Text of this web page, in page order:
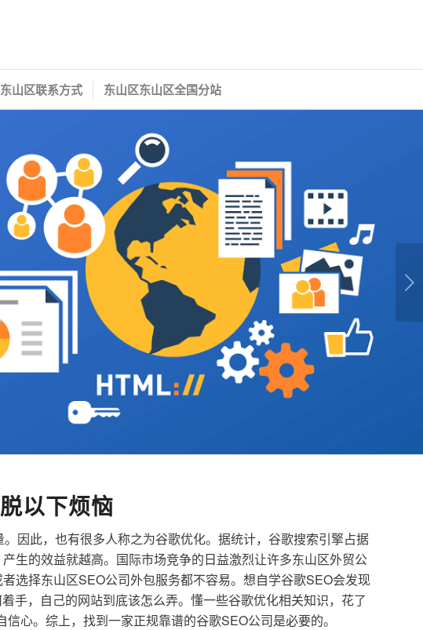
山区联系方式 东山区东山区全国分站
下一页
以下烦恼
因此，也有很多人称之为谷歌优化。据统计，谷歌搜索引擎占据
生的效益就越高。国际市场竞争的日益激烈让许多东山区外贸公
选择东山区SEO公司外包服务都不容易。想自学谷歌SEO会发现
手，自己的网站到底该怎么弄。懂一些谷歌优化相关知识，花了
心。综上，找到一家正规靠谱的谷歌SEO公司是必要的。